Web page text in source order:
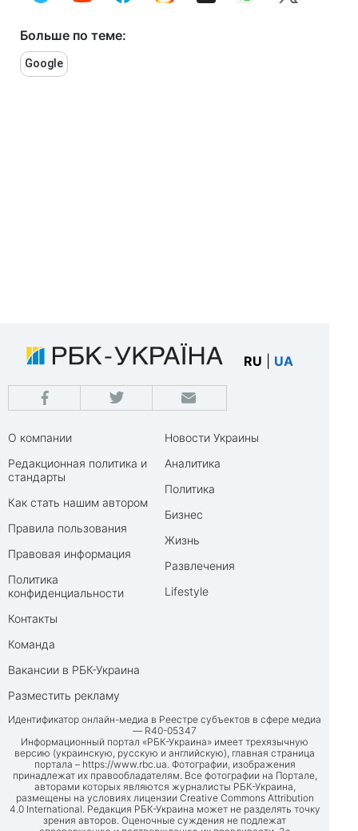
Больше по теме:
Google
RU UA
О компании
Редакционная политика и
стандарты
Как стать нашим автором
Правила пользования
Правовая информация
Политика
конфиденциальности
Контакты
Команда
Вакансии в РБК-Украина
Разместить рекламу
Новости Украины
Аналитика
Политика
Бизнес
Жизнь
Развлечения
Lifestyle
Идентификатор онлайн-медиа в Реестре субъектов в сфере медиа
— R40-05347
Информационный портал «РБК-Украина» имеет трехязычную
версию (украинскую, русскую и английскую), главная страница
портала – https://www.rbc.ua. Фотографии, изображения
принадлежат их правообладателям. Все фотографии на Портале,
авторами которых являются журналисты РБК-Украина,
размещены на условиях лицензии Creative Commons Attribution
4.0 International. Редакция РБК-Украина может не разделять точку
зрения авторов. Оценочные суждения не подлежат